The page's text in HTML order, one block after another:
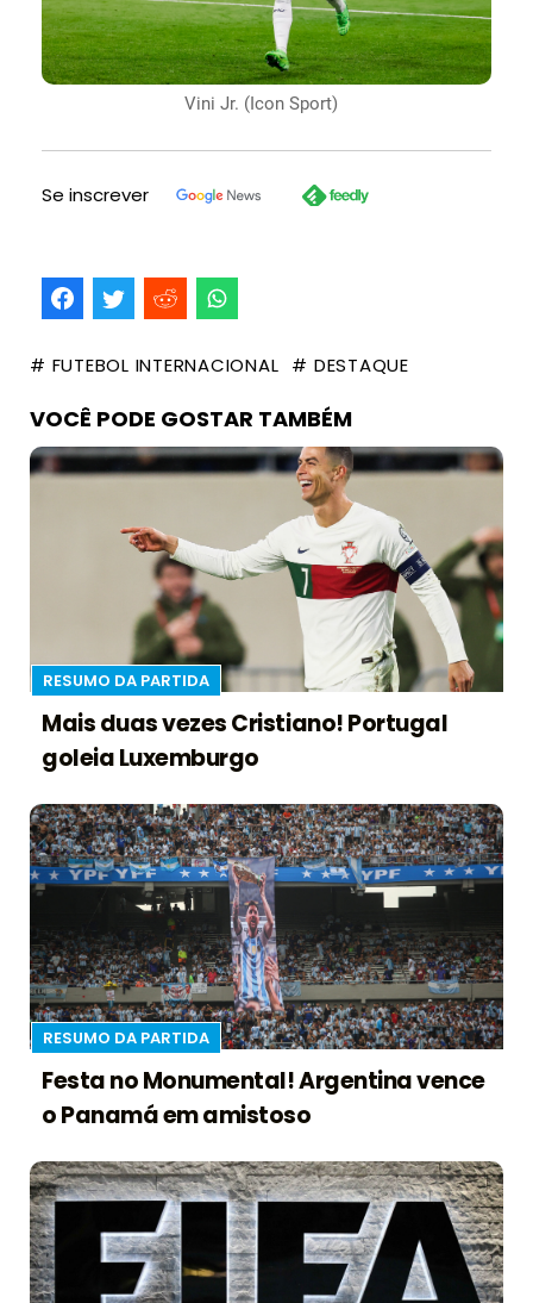
Vini Jr. (Icon Sport)
Se inscrever
# FUTEBOL INTERNACIONAL # DESTAQUE
VOCÊ PODE GOSTAR TAMBÉM
RESUMO DA PARTIDA
Mais duas vezes Cristiano! Portugal
goleia Luxemburgo
RESUMO DA PARTIDA
Festa no Monumental! Argentina vence
o Panamá em amistoso